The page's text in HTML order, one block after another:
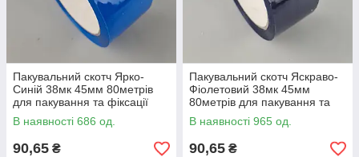
Пакувальний скотч Ярко-
Синій 38мк 45мм 80метрів
для пакування та фіксації
В наявності 686 од.
90,65 ₴
Пакувальний скотч Яскраво-
Фіолетовий 38мк 45мм
80метрів для пакування та
фіксації
В наявності 965 од.
90,65 ₴